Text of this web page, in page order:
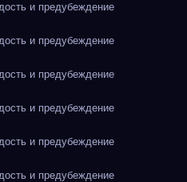
и предубеждение
и предубеждение
и предубеждение
и предубеждение
и предубеждение
и предубеждение